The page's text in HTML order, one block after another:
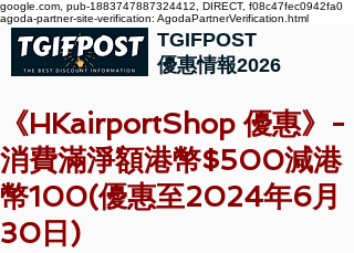
google.com, pub-1883747887324412, DIRECT, f08c47fec0942fa0
agoda-partner-site-verification: AgodaPartnerVerification.html
TGIFPOST
優惠情報2026
《HKairportShop 優惠》-
消費滿淨額港幣$500減港
幣100(優惠至2024年6月
30日)